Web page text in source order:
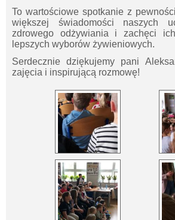
To wartościowe spotkanie z
większej świadomości naszych
zdrowego odżywiania i zachęci
lepszych wyborów żywieniowych.
Serdecznie dziękujemy pani
zajęcia i inspirującą rozmowę!